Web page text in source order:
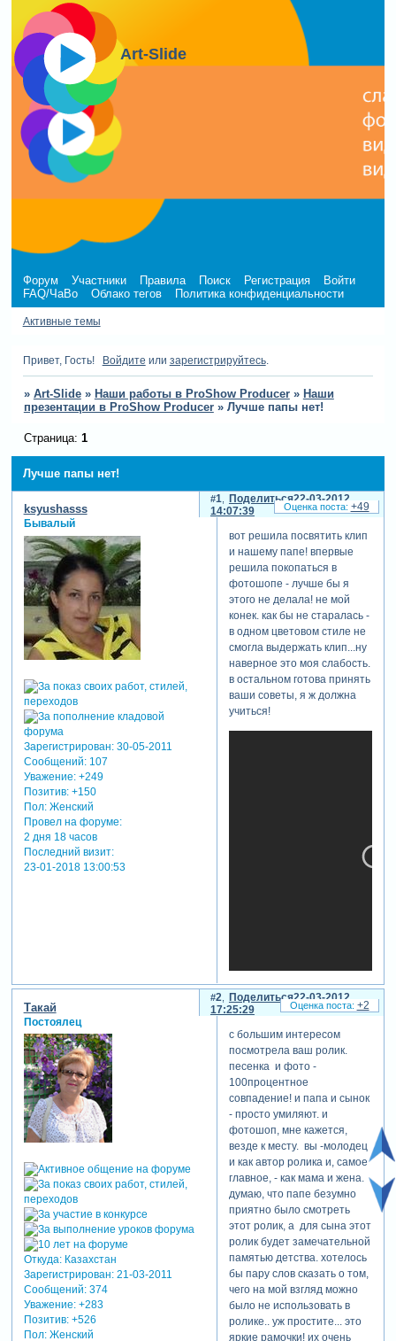
Art-Slide
Форум Участники Правила Поиск Регистрация
Войти
FAQ/ЧаВо
Облако тегов Политика конфиденциальности
Активные темы
Привет, Гость! Войдите или зарегистрируйтесь.
» Art-Slide » Наши работы в ProShow Producer » Наши
презентации в ProShow Producer » Лучше папы нет!
Лучше папы нет!
Страница: 1
Поделиться
1
22-03-2012
14:07:39
ksyushasss
Бывалый
Зарегистрирован: 30-05-2011
Сообщений:107
Уважение: +249
Позитив: +150
Пол:Женский
Провел на форуме:
2 дня 18 часов
Последний визит:
23-01-2018 13:00:53
вот решила посвятить клип
и нашему папе! впервые
решила покопаться в
фотошопе - лучше бы я
этого не делала! не мой
конек. как бы не старалась -
в одном цветовом стиле не
смогла выдержать клип...ну
наверное это моя слабость.
в остальном готова принять
ваши советы, я ж должна
учиться!
теги: детские
+49
Поделиться
2
22-03-2012
17:25:29
Такай
Постоялец
Откуда:Казахстан
Зарегистрирован: 21-03-2011
Сообщений:374
Уважение: +283
Позитив: +526
Пол:Женский
с большим интересом
посмотрела ваш ролик.
песенка и фото -
100процентное
совпадение! и папа и сынок
- просто умиляют. и
фотошоп, мне кажется,
везде к месту. вы -молодец
и как автор ролика и, самое
главное, - как мама и жена.
думаю, что папе безумно
приятно было смотреть
этот ролик, а для сына этот
ролик будет замечательной
памятью детства. хотелось
бы пару слов сказать о том,
чего на мой взгляд можно
было не использовать в
ролике.. уж простите... это
яркие рамочки! их очень
+2